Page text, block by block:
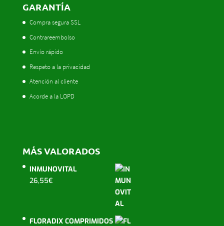
GARANTÍA
Compra segura SSL
Contrareembolso
Envío rápido
Respeto a la privacidad
Atención al cliente
Acorde a la LOPD
MÁS VALORADOS
INMUNOVITAL
26,55€
FLORADIX COMPRIMIDOS